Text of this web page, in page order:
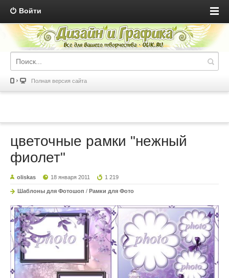
Войти
Полная версия сайта
цветочные рамки "нежный
фиолет"
oliskas 18 января 2011 1 219
Шаблоны для Фотошоп / Рамки для Фото